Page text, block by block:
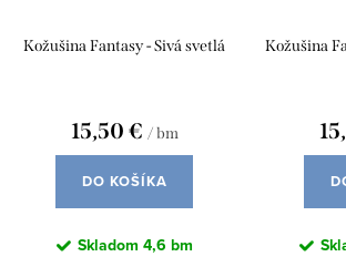
Kožušina Fantasy - Sivá svetlá
15,50 € / bm
DO KOŠÍKA
Skladom 4,6 bm
Kožušina